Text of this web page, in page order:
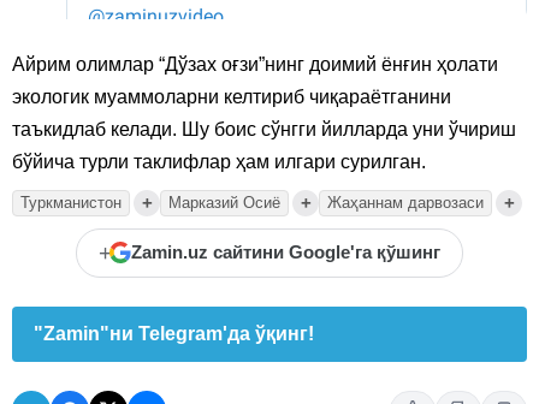
Айрим олимлар “Дўзах оғзи”нинг доимий ёнғин ҳолати
экологик муаммоларни келтириб чиқараётганини
таъкидлаб келади. Шу боис сўнгги йилларда уни ўчириш
бўйича турли таклифлар ҳам илгари сурилган.
Туркманистон + Марказий Осиё + Жаҳаннам дарвозаси +
+ Zamin.uz сайтини Google'га қўшинг
"Zamin"ни Telegram'да ўқинг!